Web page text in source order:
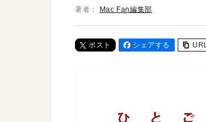
著者： Mac Fan編集部
ポスト シェアする